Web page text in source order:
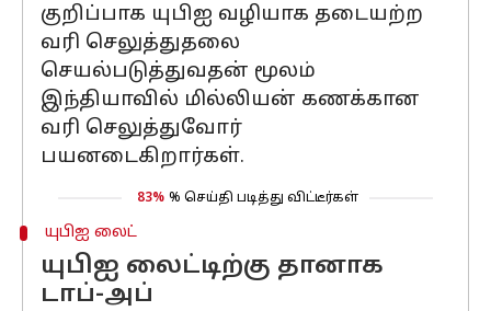
குறிப்பாக யுபிஐ வழியாக தடையற்ற
வரி செலுத்துதலை
செயல்படுத்துவதன் மூலம்
இந்தியாவில் மில்லியன் கணக்கான
வரி செலுத்துவோர்
பயனடைகிறார்கள்.
83% % செய்தி படித்து விட்டீர்கள்
யுபிஐ லைட்
யுபிஐ லைட்டிற்கு தானாக
டாப்-அப்